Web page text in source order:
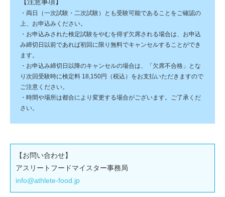
・両日（一次試験・二次試験）とも受験可能であることをご確認の
上、お申込みください。
・お申込みされた検定試験をやむを得ず欠席される場合は、お申込
み締切日以前であれば初回に限り無料でキャンセルすることができ
ます。
・お申込み締切日以降のキャンセルの場合は、「欠席不合格」とな
り次回受験時に検定料 18,150円（税込）をお支払いただきますので
ご注意ください。
・時間や場所は都合により変更する場合がございます。ご了承くだ
さい。
【お問い合わせ】
アスリートフードマイスター事務局
info@athlete-food.jp